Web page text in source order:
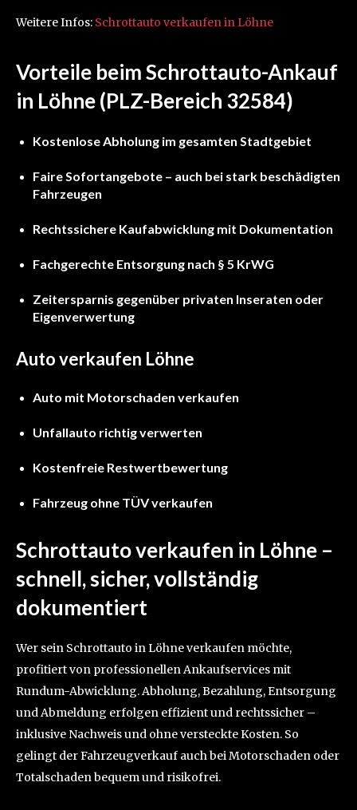
Weitere Infos: Schrottauto verkaufen in Löhne
Vorteile beim Schrottauto-Ankauf
in Löhne (PLZ-Bereich 32584)
Kostenlose Abholung im gesamten Stadtgebiet
Faire Sofortangebote – auch bei stark beschädigten
Fahrzeugen
Rechtssichere Kaufabwicklung mit Dokumentation
Fachgerechte Entsorgung nach § 5 KrWG
Zeitersparnis gegenüber privaten Inseraten oder
Eigenverwertung
Auto verkaufen Löhne
Auto mit Motorschaden verkaufen
Unfallauto richtig verwerten
Kostenfreie Restwertbewertung
Fahrzeug ohne TÜV verkaufen
Schrottauto verkaufen in Löhne –
schnell, sicher, vollständig
dokumentiert
Wer sein Schrottauto in Löhne verkaufen möchte,
profitiert von professionellen Ankaufservices mit
Rundum-Abwicklung. Abholung, Bezahlung, Entsorgung
und Abmeldung erfolgen effizient und rechtssicher –
inklusive Nachweis und ohne versteckte Kosten. So
gelingt der Fahrzeugverkauf auch bei Motorschaden oder
Totalschaden bequem und risikofrei.